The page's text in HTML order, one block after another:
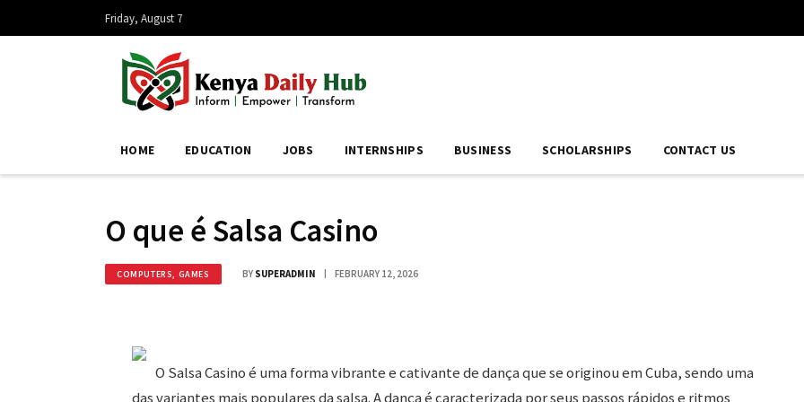
Friday, August 7
HOME EDUCATION JOBS INTERNSHIPS BUSINESS SCHOLARSHIPS CONTACT US
O que é Salsa Casino
COMPUTERS, GAMES BY SUPERADMIN FEBRUARY 12, 2026
O Salsa Casino é uma forma vibrante e cativante de dança que se originou em Cuba, sendo uma
das variantes mais populares da salsa. A dança é caracterizada por seus passos rápidos e ritmos